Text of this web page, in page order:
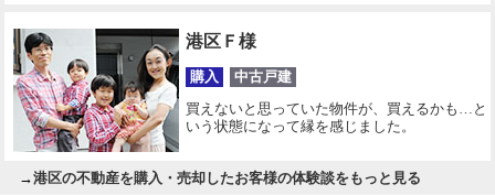
港区Ｆ様
購入 中古戸建
買えないと思っていた物件が、買えるかも…と
いう状態になって縁を感じました。
→港区の不動産を購入・売却したお客様の体験談をもっと見る